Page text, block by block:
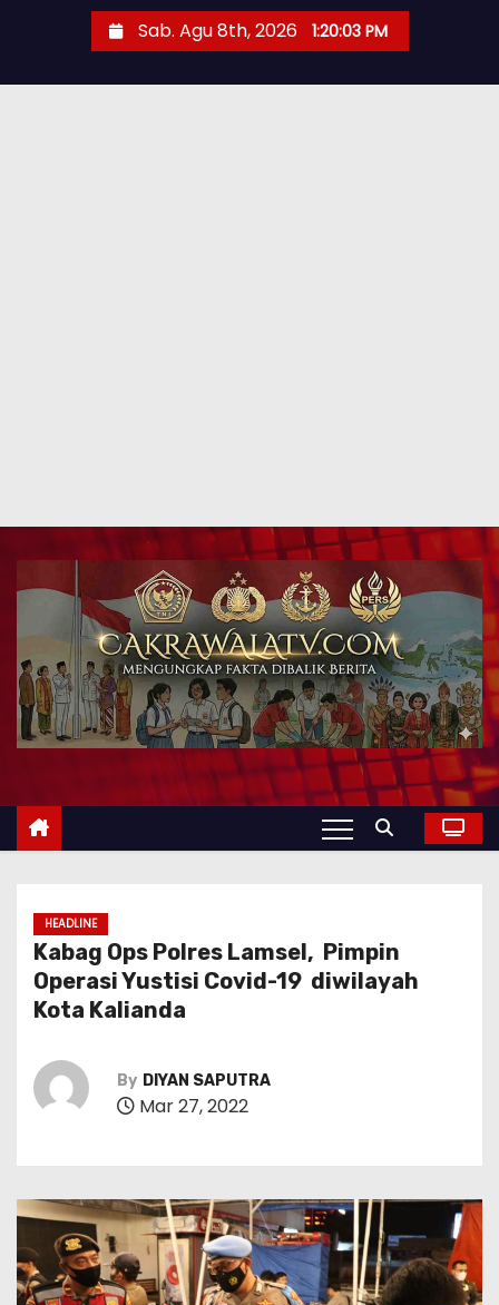
Sab. Agu 8th, 2026 1:20:05 PM
HEADLINE
Kabag Ops Polres Lamsel, Pimpin
Operasi Yustisi Covid-19 diwilayah
Kota Kalianda
By DIYAN SAPUTRA
Mar 27, 2022